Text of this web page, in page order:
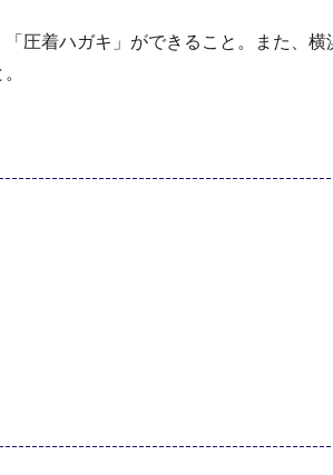
圧着ハガキ」ができること。また、